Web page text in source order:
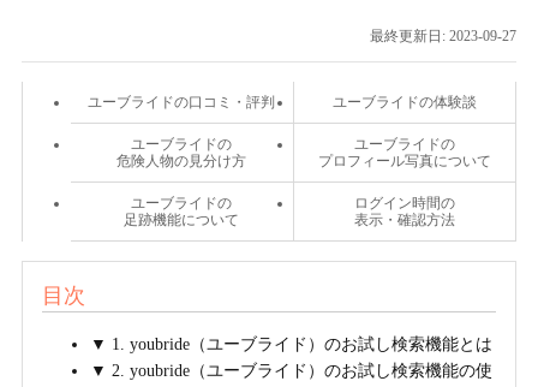
最終更新日: 2023-09-27
ユーブライドの口コミ・評判 ユーブライドの体験談
ユーブライドの
危険人物の見分け方
ユーブライドの
プロフィール写真について
ユーブライドの
足跡機能について
ログイン時間の
表示・確認方法
目次
▼ 1. youbride（ユーブライド）のお試し検索機能とは
▼ 2. youbride（ユーブライド）のお試し検索機能の使